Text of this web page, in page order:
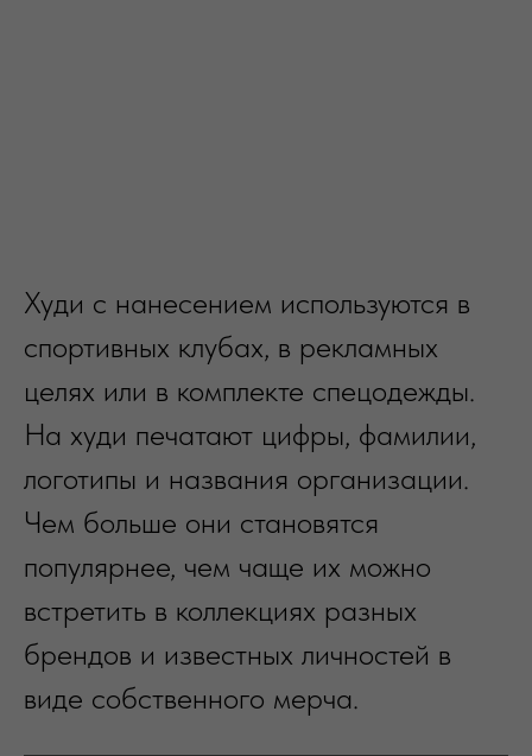
Худи с нанесением используются в
спортивных клубах, в рекламных
целях или в комплекте спецодежды.
На худи печатают цифры, фамилии,
логотипы и названия организации.
Чем больше они становятся
популярнее, чем чаще их можно
встретить в коллекциях разных
брендов и известных личностей в
виде собственного мерча.